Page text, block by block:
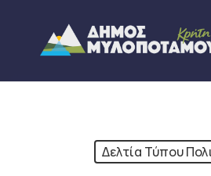
content
Δελτία Τύπου